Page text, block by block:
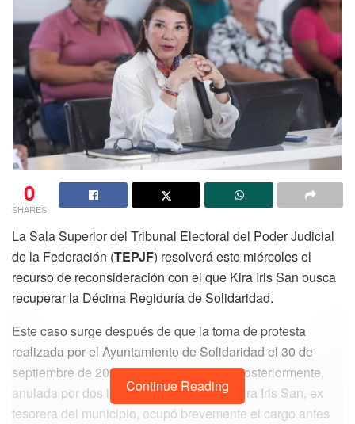
0
SHARES
La Sala Superior del Tribunal Electoral del Poder Judicial
de la Federación (TEPJF) resolverá este miércoles el
recurso de reconsideración con el que Kira Iris San busca
recuperar la Décima Regiduría de Solidaridad.
Este caso surge después de que la toma de protesta
realizada por el Ayuntamiento de Solidaridad el 30 de
septiembre de 2024 fuera impugnada y, posteriormente,
anulada por dos instancias electorales. Kira Iris San, ex
tesorera del municipio, ocupó brevemente el cargo antes
Continue Reading